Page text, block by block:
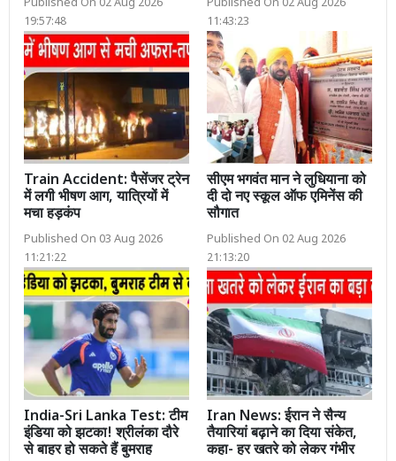
Published On 02 Aug 2026
19:57:48
Published On 02 Aug 2026
11:43:23
Train Accident: पैसेंजर ट्रेन
में लगी भीषण आग, यात्रियों में
मचा हड़कंप
Published On 03 Aug 2026
11:21:22
सीएम भगवंत मान ने लुधियाना को
दी दो नए स्कूल ऑफ एमिनेंस की
सौगात
Published On 02 Aug 2026
21:13:20
India-Sri Lanka Test: टीम
इंडिया को झटका! श्रीलंका दौरे
से बाहर हो सकते हैं बुमराह
Iran News: ईरान ने सैन्य
तैयारियां बढ़ाने का दिया संकेत,
कहा- हर खतरे को लेकर गंभीर